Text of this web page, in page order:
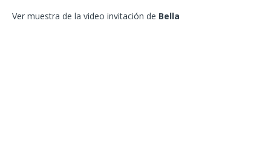
Ver muestra de la video invitación de Bella